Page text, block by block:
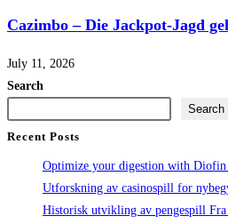
Cazimbo – Die Jackpot-Jagd
July 11, 2026
Search
Search
Recent Posts
Optimize your digestion with
Utforskning av casinospill for
Historisk utvikling av pengespill